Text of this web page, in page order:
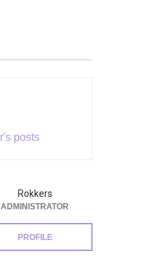
posts
Rokkers
ADMINISTRATOR
PROFILE